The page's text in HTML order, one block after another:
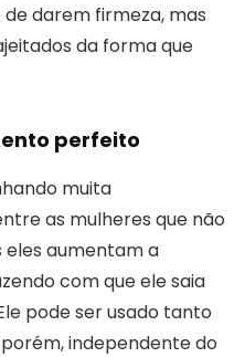
darem firmeza, mas
da forma que
perfeito
muita
as mulheres que não
eles aumentam a
com que ele saia
pode ser usado tanto
independente do